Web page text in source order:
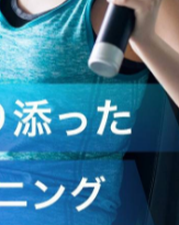
うな熱いレースと
うな時の大きな支